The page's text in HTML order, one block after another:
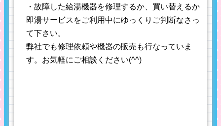
・故障した給湯機器を修理するか、買い替えるか
即湯サービスをご利用中にゆっくりご判断なさっ
て下さい。
弊社でも修理依頼や機器の販売も行なっていま
す。お気軽にご相談ください(^^)